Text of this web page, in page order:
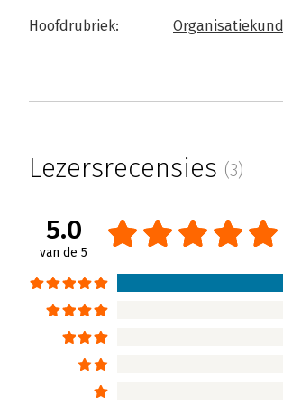
Hoofdrubriek:
Lezersrecensies (3)
5.0
van de 5